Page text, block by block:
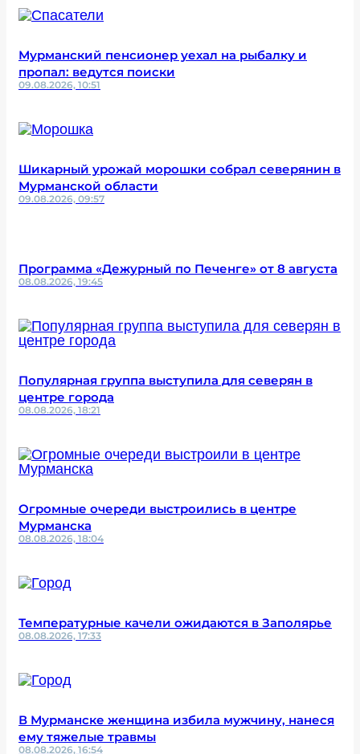
Мурманский пенсионер уехал на рыбалку и
пропал: ведутся поиски
09.08.2026, 10:51
Шикарный урожай морошки собрал северянин в
Мурманской области
09.08.2026, 09:57
Программа «Дежурный по Печенге» от 8 августа
08.08.2026, 19:45
Популярная группа выступила для северян в
центре города
08.08.2026, 18:21
Огромные очереди выстроились в центре
Мурманска
08.08.2026, 18:04
Температурные качели ожидаются в Заполярье
08.08.2026, 17:33
В Мурманске женщина избила мужчину, нанеся
ему тяжелые травмы
08.08.2026, 16:54